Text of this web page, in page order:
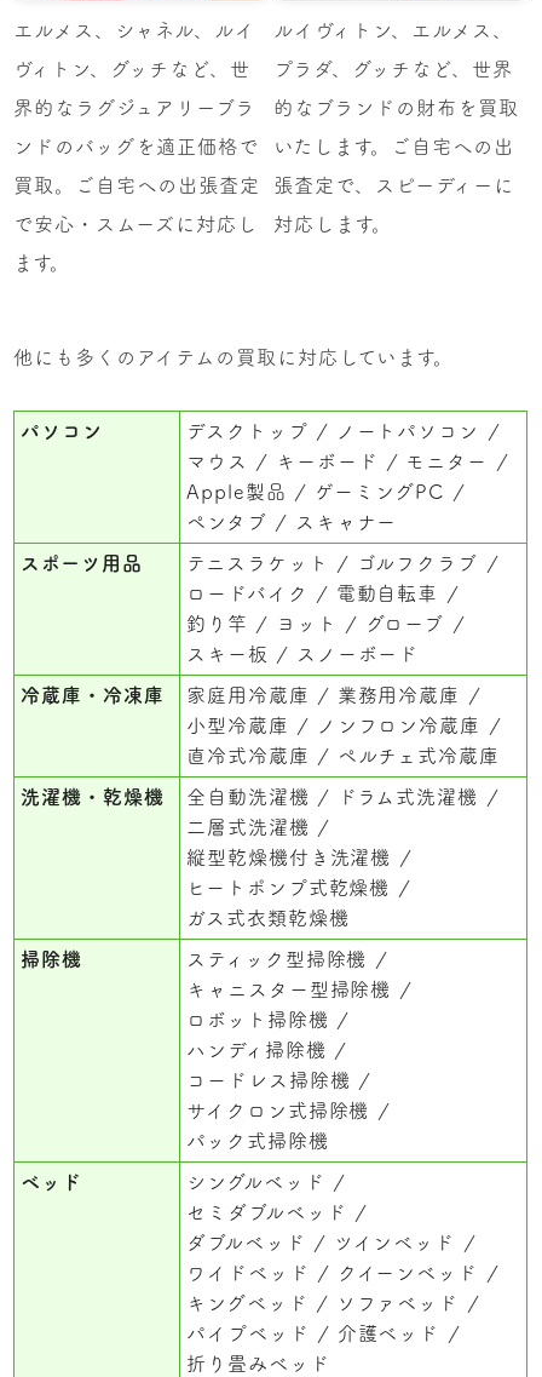
エルメス、シャネル、ルイ
ヴィトン、グッチなど、世
界的なラグジュアリーブラ
ンドのバッグを適正価格で
買取。ご自宅への出張査定
で安心・スムーズに対応し
ます。
ルイヴィトン、エルメス、
プラダ、グッチなど、世界
的なブランドの財布を買取
いたします。ご自宅への出
張査定で、スピーディーに
対応します。
他にも多くのアイテムの買取に対応しています。
パソコン デスクトップ
ノートパソコン
マウス
キーボード
モニター
Apple製品
ゲーミングPC
ペンタブ
スキャナー
スポーツ用品 テニスラケット
ゴルフクラブ
ロードバイク
電動自転車
釣り竿
ヨット
グローブ
スキー板
スノーボード
冷蔵庫・冷凍庫 家庭用冷蔵庫
業務用冷蔵庫
小型冷蔵庫
ノンフロン冷蔵庫
直冷式冷蔵庫
ペルチェ式冷蔵庫
洗濯機・乾燥機 全自動洗濯機
ドラム式洗濯機
二層式洗濯機
縦型乾燥機付き洗濯機
ヒートポンプ式乾燥機
ガス式衣類乾燥機
掃除機
スティック型掃除機
キャニスター型掃除機
ロボット掃除機
ハンディ掃除機
コードレス掃除機
サイクロン式掃除機
パック式掃除機
ベッド
シングルベッド
セミダブルベッド
ダブルベッド
ツインベッド
ワイドベッド
クイーンベッド
キングベッド
ソファベッド
パイプベッド
介護ベッド
折り畳みベッド